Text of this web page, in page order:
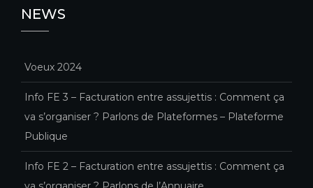
NEWS
Voeux 2024
Info FE 3 – Facturation entre assujettis : Comment ça
va s’organiser ? Parlons de Plateformes – Plateforme
Publique
Info FE 2 – Facturation entre assujettis : Comment ça